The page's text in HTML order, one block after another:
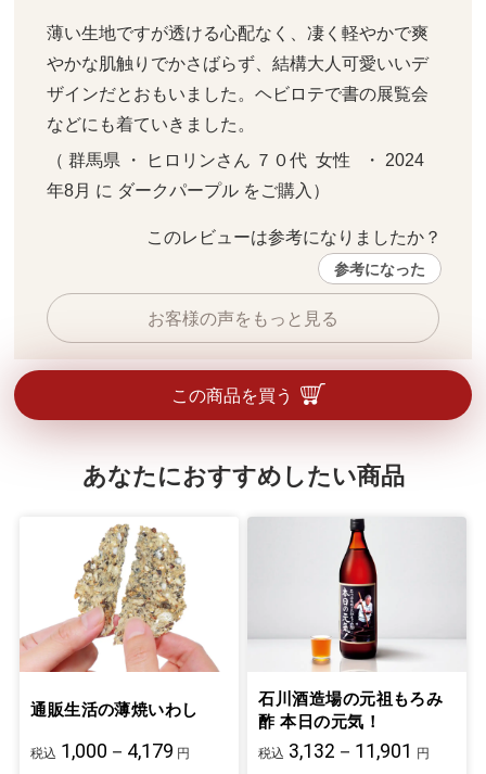
薄い生地ですが透ける心配なく、凄く軽やかで爽
やかな肌触りでかさばらず、結構大人可愛いいデ
ザインだとおもいました。ヘビロテで書の展覧会
などにも着ていきました。
（ 群馬県 ・ ヒロリンさん ７０代  女性   ・ 2024
年8月 に ダークパープル をご購入）
このレビューは参考になりましたか？
参考になった
お客様の声をもっと見る
この商品を買う
あなたにおすすめしたい商品
通販生活の薄焼いわし
税込 1,000－4,179 円
石川酒造場の元祖もろみ
酢 本日の元気！
税込 3,132－11,901 円